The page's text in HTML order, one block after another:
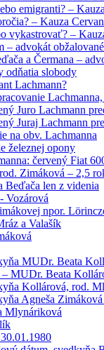
emigranti? –
– Kauza
vykastrovať? –
– advokát
a Čermana –
odňatia slobody
Lachmann?
Juro Lachmann
Juraj Lachmann
na obv. Lachmanna
železnej opony
červený Fiat
Zimáková – 2,5
Beďača len z videnia
Vozárová
npor.
a Valašík
MUDr. Beata
– MUDr. Beata
Kollárová, rod.
Agneša
Mlynáriková